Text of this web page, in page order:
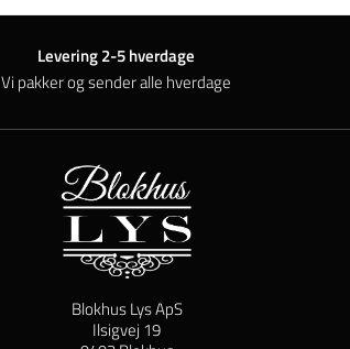
Levering 2-5 hverdage
Vi pakker og sender alle hverdage
Blokhus Lys ApS
Ilsigvej 19